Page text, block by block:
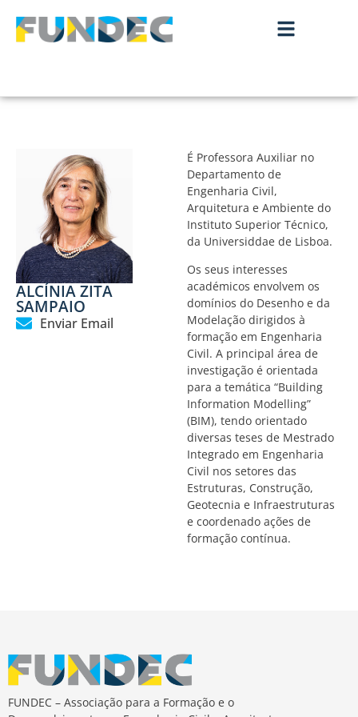
ALCÍNIA ZITA
SAMPAIO
Enviar Email
É Professora Auxiliar no
Departamento de
Engenharia Civil,
Arquitetura e Ambiente do
Instituto Superior Técnico,
da Universiddae de Lisboa.
Os seus interesses
académicos envolvem os
domínios do Desenho e da
Modelação dirigidos à
formação em Engenharia
Civil. A principal área de
investigação é orientada
para a temática “Building
Information Modelling”
(BIM), tendo orientado
diversas teses de Mestrado
Integrado em Engenharia
Civil nos setores das
Estruturas, Construção,
Geotecnia e Infraestruturas
e coordenado ações de
formação contínua.
FUNDEC – Associação para a Formação e o